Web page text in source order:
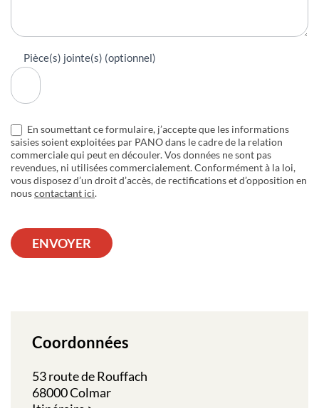
Pièce(s) jointe(s) (optionnel)
En soumettant ce formulaire, j’accepte que les informations
saisies soient exploitées par PANO dans le cadre de la relation
commerciale qui peut en découler. Vos données ne sont pas
revendues, ni utilisées commercialement. Conformément à la loi,
vous disposez d’un droit d’accès, de rectifications et d’opposition en
nouscontactant ici.
ENVOYER
Coordonnées
53 route de Rouffach
68000 Colmar